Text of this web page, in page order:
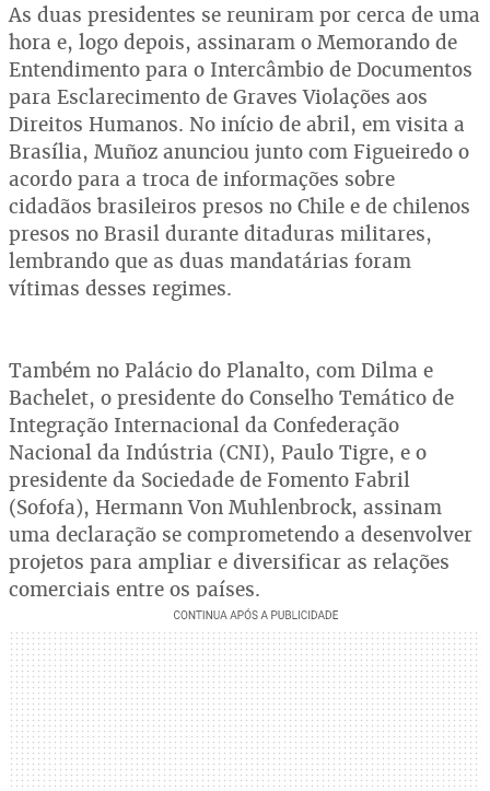
As duas presidentes se reuniram por cerca de uma
hora e, logo depois, assinaram o Memorando de
Entendimento para o Intercâmbio de Documentos
para Esclarecimento de Graves Violações aos
Direitos Humanos. No início de abril, em visita a
Brasília, Muñoz anunciou junto com Figueiredo o
acordo para a troca de informações sobre
cidadãos brasileiros presos no Chile e de chilenos
presos no Brasil durante ditaduras militares,
lembrando que as duas mandatárias foram
vítimas desses regimes.
Também no Palácio do Planalto, com Dilma e
Bachelet, o presidente do Conselho Temático de
Integração Internacional da Confederação
Nacional da Indústria (CNI), Paulo Tigre, e o
presidente da Sociedade de Fomento Fabril
(Sofofa), Hermann Von Muhlenbrock, assinam
uma declaração se comprometendo a desenvolver
projetos para ampliar e diversificar as relações
comerciais entre os países.